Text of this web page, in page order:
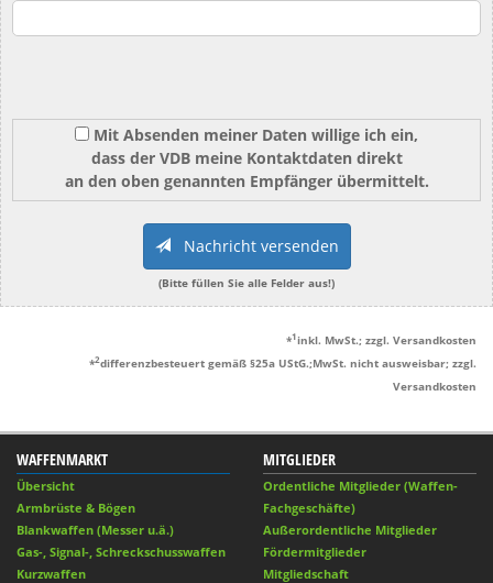
Mit Absenden meiner Daten willige ich ein,
dass der VDB meine Kontaktdaten direkt
an den oben genannten Empfänger übermittelt.
Nachricht versenden
(Bitte füllen Sie alle Felder aus!)
*1inkl. MwSt.; zzgl. Versandkosten
*2differenzbesteuert gemäß §25a UStG.;MwSt. nicht ausweisbar; zzgl.
Versandkosten
WAFFENMARKT
Übersicht
Armbrüste & Bögen
Blankwaffen (Messer u.ä.)
Gas-, Signal-, Schreckschusswaffen
Kurzwaffen
MITGLIEDER
Ordentliche Mitglieder (Waffen-
Fachgeschäfte)
Außerordentliche Mitglieder
Fördermitglieder
Mitgliedschaft